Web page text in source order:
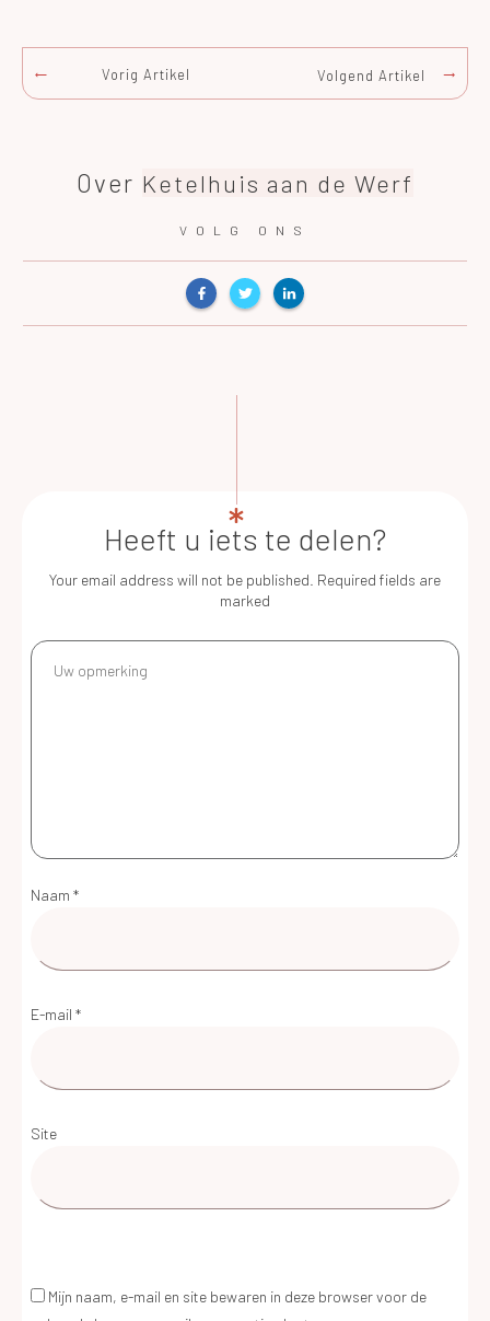
Vorig Artikel Volgend Artikel
Over Ketelhuis aan de Werf
VOLG ONS
Heeft u iets te delen?
Your email address will not be published. Required fields are
marked
Naam *
E-mail *
Site
Mijn naam, e-mail en site bewaren in deze browser voor de